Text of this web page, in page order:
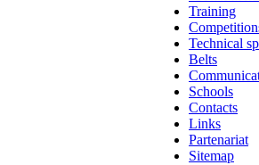
Training
Technical
Belts
Schools
Contacts
Links
Partenariat
Sitemap